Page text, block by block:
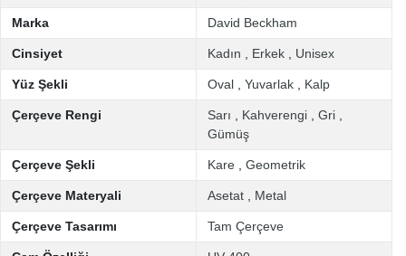
Marka David Beckham
Cinsiyet Kadın Erkek Unisex
Yüz Şekli Oval Yuvarlak Kalp
Çerçeve Rengi Sarı Kahverengi Gri
Gümüş
Çerçeve Şekli Kare Geometrik
Çerçeve Materyali Asetat Metal
Çerçeve Tasarımı Tam Çerçeve